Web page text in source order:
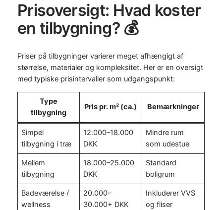
Prisoversigt: Hvad koster
en tilbygning? 💰
Priser på tilbygninger varierer meget afhængigt af
størrelse, materialer og kompleksitet. Her er en oversigt
med typiske prisintervaller som udgangspunkt:
Type
tilbygning
Pris pr. m² (ca.) Bemærkninger
Simpel
tilbygning i træ
12.000–18.000
DKK
Mindre rum
som udestue
Mellem
tilbygning
18.000–25.000
DKK
Standard
boligrum
Badeværelse /
wellness
20.000–
30.000+ DKK
Inkluderer VVS
og fliser